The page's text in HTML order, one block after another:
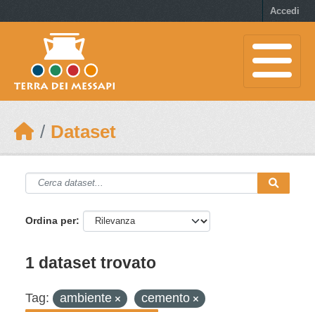
Accedi
Dataset
Ordina per
1 dataset trovato
Tag: ambiente cemento